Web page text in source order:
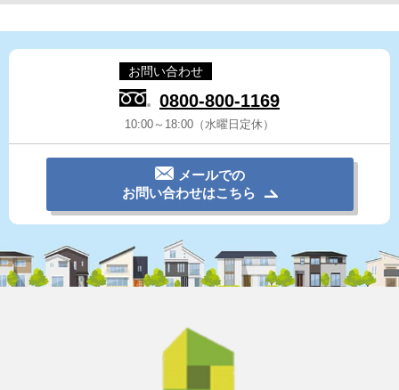
お問い合わせ
0800-800-1169
10:00～18:00（水曜日定休）
メールでの
お問い合わせはこちら